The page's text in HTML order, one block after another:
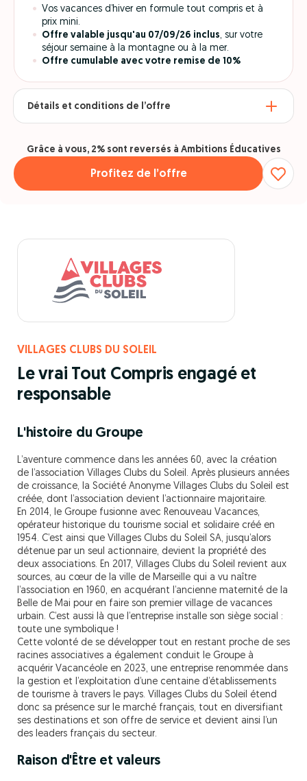
Vos vacances d’hiver en formule tout compris et à
prix mini.
Offre valable jusqu'au 07/09/26 inclus, sur votre
séjour semaine à la montagne ou à la mer.
Offre cumulable avec votre remise de 10%
Détails et conditions de l’offre
Profitez de l’offre
Grâce à vous, 2% sont reversés à Ambitions Éducatives
VILLAGES CLUBS DU SOLEIL
Le vrai Tout Compris engagé et
responsable
L'histoire du Groupe
L’aventure commence dans les années 60, avec la création
de l’association Villages Clubs du Soleil. Après plusieurs années
de croissance, la Société Anonyme Villages Clubs du Soleil est
créée, dont l’association devient l’actionnaire majoritaire.
En 2014, le Groupe fusionne avec Renouveau Vacances,
opérateur historique du tourisme social et solidaire créé en
1954. C’est ainsi que Villages Clubs du Soleil SA, jusqu’alors
détenue par un seul actionnaire, devient la propriété des
deux associations. En 2017, Villages Clubs du Soleil revient aux
sources, au cœur de la ville de Marseille qui a vu naître
l’association en 1960, en acquérant l’ancienne maternité de la
Belle de Mai pour en faire son premier village de vacances
urbain. C’est aussi là que l’entreprise installe son siège social :
toute une symbolique !
Cette volonté de se développer tout en restant proche de ses
racines associatives a également conduit le Groupe à
acquérir Vacancéole en 2023, une entreprise renommée dans
la gestion et l’exploitation d’une centaine d’établissements
de tourisme à travers le pays. Villages Clubs du Soleil étend
donc sa présence sur le marché français, tout en diversifiant
ses destinations et son offre de service et devient ainsi l’un
des leaders français du secteur.
Raison d'Être et valeurs